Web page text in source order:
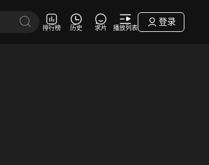
排行榜 历史 求片 播放列表
登录